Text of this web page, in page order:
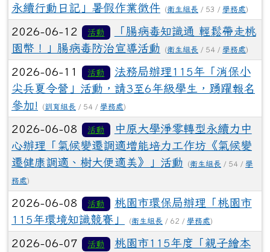
永續行動日記」暑假作業徵件
(衛生組長 / 53 / 學務處)
2026-06-12 活動
「腸病毒知識通 輕鬆帶走桃
園幣！」腸病毒防治宣導活動
(衛生組長 / 54 / 學務處)
2026-06-11 活動
法務局辦理115年「消保小
尖兵夏令營」活動，請3至6年級學生，踴躍報名
參加!
(訓育組長 / 54 / 學務處)
2026-06-08 活動
中原大學淨零轉型永續力中
心辦理「氣候變遷調適增能培力工作坊《氣候變
遷健康調適、樹大便適美》」活動
(衛生組長 / 54 / 學
務處)
2026-06-08 活動
桃園市環保局辦理「桃園市
115年環境知識競賽」
(衛生組長 / 62 / 學務處)
2026-06-07 活動
桃園市115年度「親子繪本